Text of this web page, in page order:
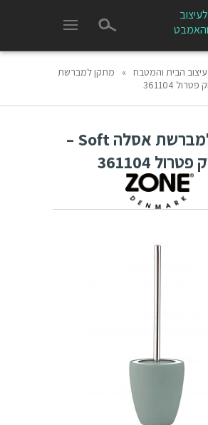
עיצוב הבית והמטבח »
מתקן למברשת
מתקן למברשת אסלה Soft –
פטרול 361104